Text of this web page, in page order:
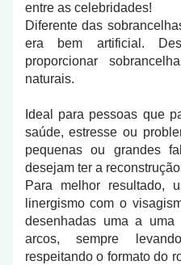
entre as celebridades!
Diferente das
era bem artificial.
proporcionar
naturais.
Ideal para pessoas que
saúde, estresse ou
pequenas ou grandes
desejam ter a
Para melhor resultado,
linergismo com o
desenhadas uma a
arcos, sempre
respeitando o formato do